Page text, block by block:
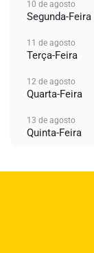
10 de agosto
Segunda-Feira
11 de agosto
Terça-Feira
12 de agosto
Quarta-Feira
13 de agosto
Quinta-Feira